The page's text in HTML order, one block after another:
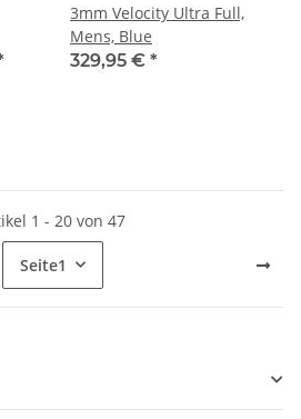
3mm Velocity Ultra Full,
Mens, Blue
329,95 € *
1 - 20 von 47
Seite1